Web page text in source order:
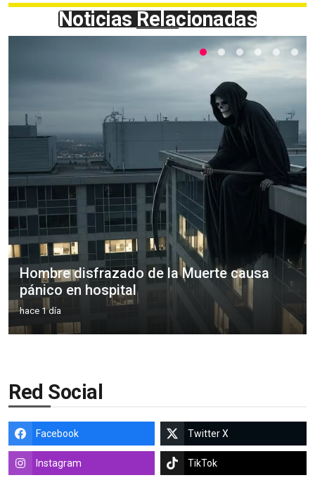
Noticias Relacionadas
Hombre disfrazado de la Muerte causa
pánico en hospital
hace 1 día
Red Social
Facebook Twitter X
Instagram TikTok